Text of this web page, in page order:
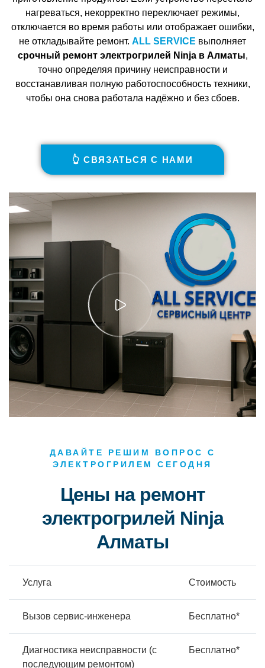
нагреваться, некорректно переключает режимы,
отключается во время работы или отображает ошибки,
не откладывайте ремонт. ALL SERVICE выполняет
срочный ремонт электрогрилей Ninja в Алматы,
точно определяя причину неисправности и
восстанавливая полную работоспособность техники,
чтобы она снова работала надёжно и без сбоев.
👆 СВЯЗАТЬСЯ С НАМИ
ДАВАЙТЕ РЕШИМ ВОПРОС С
ЭЛЕКТРОГРИЛЕМ СЕГОДНЯ
Цены на ремонт
электрогрилей Ninja
Алматы
Услуга Стоимость
Вызов сервис-инженера Бесплатно*
Диагностика неисправности (с
последующим ремонтом)
Бесплатно*